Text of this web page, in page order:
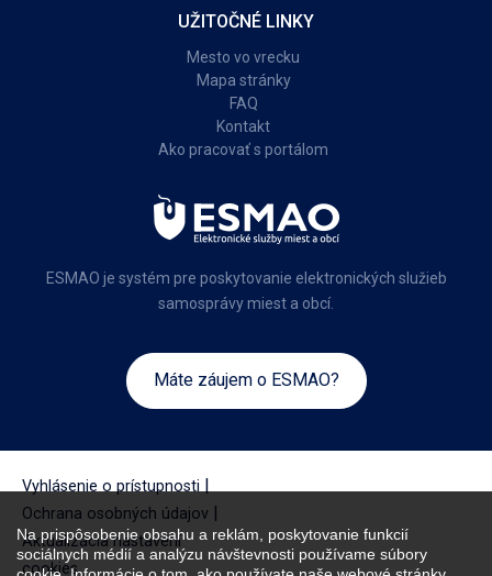
Na prispôsobenie obsahu a reklám, poskytovanie funkcií
sociálnych médií a analýzu návštevnosti používame súbory
UŽITOČNÉ LINKY
Mesto vo vrecku
Mapa stránky
FAQ
Kontakt
Ako pracovať s portálom
ESMAO je systém pre poskytovanie elektronických služieb
samosprávy miest a obcí.
Máte záujem o ESMAO?
Vyhlásenie o prístupnosti |
Ochrana osobných údajov |
Aktualizácia nastavení
cookies